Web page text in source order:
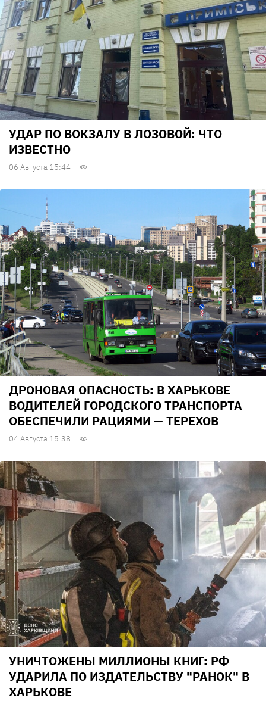
УДАР ПО ВОКЗАЛУ В ЛОЗОВОЙ: ЧТО
ИЗВЕСТНО
06 Августа 15:44
ДРОНОВАЯ ОПАСНОСТЬ: В ХАРЬКОВЕ
ВОДИТЕЛЕЙ ГОРОДСКОГО ТРАНСПОРТА
ОБЕСПЕЧИЛИ РАЦИЯМИ — ТЕРЕХОВ
04 Августа 15:38
УНИЧТОЖЕНЫ МИЛЛИОНЫ КНИГ: РФ
УДАРИЛА ПО ИЗДАТЕЛЬСТВУ "РАНОК" В
ХАРЬКОВЕ